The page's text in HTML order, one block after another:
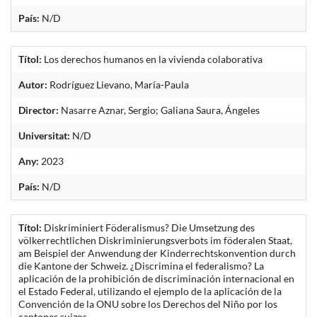
País: N/D
Títol: Los derechos humanos en la vivienda colaborativa
Autor: Rodríguez Lievano, María-Paula
Director: Nasarre Aznar, Sergio; Galiana Saura, Ángeles
Universitat: N/D
Any: 2023
País: N/D
Títol: Diskriminiert Föderalismus? Die Umsetzung des
völkerrechtlichen Diskriminierungsverbots im föderalen Staat,
am Beispiel der Anwendung der Kinderrechtskonvention durch
die Kantone der Schweiz. ¿Discrimina el federalismo? La
aplicación de la prohibición de discriminación internacional en
el Estado Federal, utilizando el ejemplo de la aplicación de la
Convención de la ONU sobre los Derechos del Niño por los